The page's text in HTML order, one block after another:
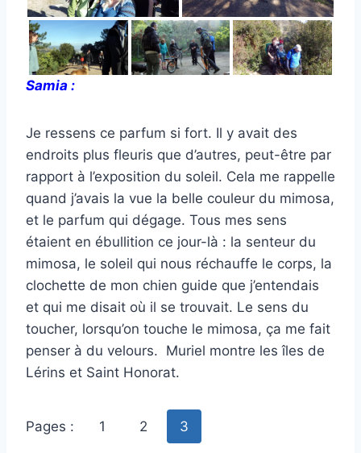
Samia :
Je ressens ce parfum si fort. Il y avait des
endroits plus fleuris que d’autres, peut-être par
rapport à l’exposition du soleil. Cela me rappelle
quand j’avais la vue la belle couleur du mimosa,
et le parfum qui dégage. Tous mes sens
étaient en ébullition ce jour-là : la senteur du
mimosa, le soleil qui nous réchauffe le corps, la
clochette de mon chien guide que j’entendais
et qui me disait où il se trouvait. Le sens du
toucher, lorsqu’on touche le mimosa, ça me fait
penser à du velours. Muriel montre les îles de
Lérins et Saint Honorat.
Pages : 1 2 3